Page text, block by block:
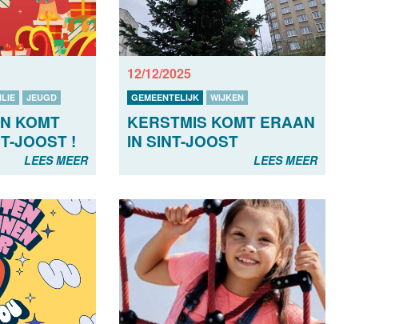
JEUGD
KOMT
JOOST !
LEES MEER
12/12/2025
GEMEENTELIJK WIJKEN
KERSTMIS KOMT ERAAN
IN SINT-JOOST
LEES MEER